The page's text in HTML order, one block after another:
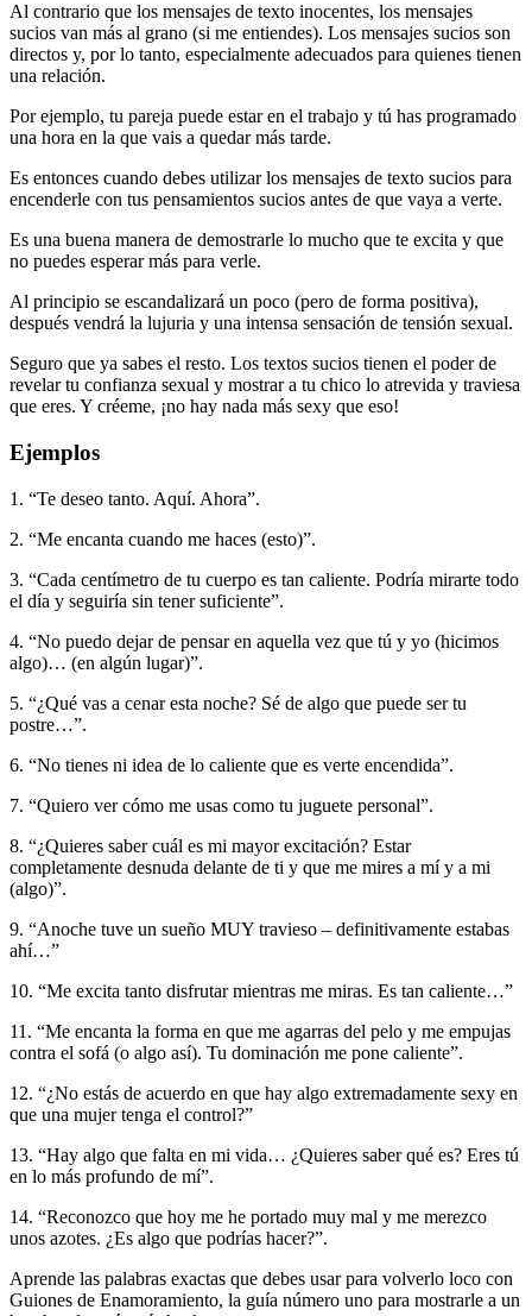
Al contrario que los mensajes de texto inocentes, los mensajes
sucios van más al grano (si me entiendes). Los mensajes sucios son
directos y, por lo tanto, especialmente adecuados para quienes tienen
una relación.
Por ejemplo, tu pareja puede estar en el trabajo y tú has programado
una hora en la que vais a quedar más tarde.
Es entonces cuando debes utilizar los mensajes de texto sucios para
encenderle con tus pensamientos sucios antes de que vaya a verte.
Es una buena manera de demostrarle lo mucho que te excita y que
no puedes esperar más para verle.
Al principio se escandalizará un poco (pero de forma positiva),
después vendrá la lujuria y una intensa sensación de tensión sexual.
Seguro que ya sabes el resto. Los textos sucios tienen el poder de
revelar tu confianza sexual y mostrar a tu chico lo atrevida y traviesa
que eres. Y créeme, ¡no hay nada más sexy que eso!
Ejemplos
1. “Te deseo tanto. Aquí. Ahora”.
2. “Me encanta cuando me haces (esto)”.
3. “Cada centímetro de tu cuerpo es tan caliente. Podría mirarte todo
el día y seguiría sin tener suficiente”.
4. “No puedo dejar de pensar en aquella vez que tú y yo (hicimos
algo)… (en algún lugar)”.
5. “¿Qué vas a cenar esta noche? Sé de algo que puede ser tu
postre…”.
6. “No tienes ni idea de lo caliente que es verte encendida”.
7. “Quiero ver cómo me usas como tu juguete personal”.
8. “¿Quieres saber cuál es mi mayor excitación? Estar
completamente desnuda delante de ti y que me mires a mí y a mi
(algo)”.
9. “Anoche tuve un sueño MUY travieso – definitivamente estabas
ahí…”
10. “Me excita tanto disfrutar mientras me miras. Es tan caliente…”
11. “Me encanta la forma en que me agarras del pelo y me empujas
contra el sofá (o algo así). Tu dominación me pone caliente”.
12. “¿No estás de acuerdo en que hay algo extremadamente sexy en
que una mujer tenga el control?”
13. “Hay algo que falta en mi vida… ¿Quieres saber qué es? Eres tú
en lo más profundo de mí”.
14. “Reconozco que hoy me he portado muy mal y me merezco
unos azotes. ¿Es algo que podrías hacer?”.
Aprende las palabras exactas que debes usar para volverlo loco con
Guiones de Enamoramiento, la guía número uno para mostrarle a un